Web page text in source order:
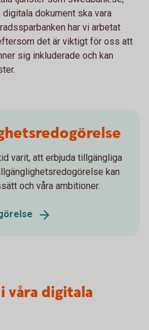
digitala dokument ska vara
har vi arbetat
det är viktigt för oss att
sig inkluderade och kan
varit, att erbjuda tillgängliga
kan
och våra ambitioner.
våra digitala